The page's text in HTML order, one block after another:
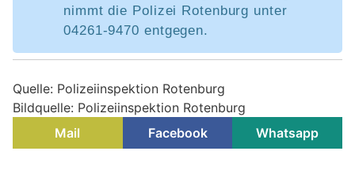
nimmt die Polizei Rotenburg unter
04261-9470 entgegen.
Quelle: Polizeiinspektion Rotenburg
Bildquelle: Polizeiinspektion Rotenburg
Mail
Facebook Whatsapp